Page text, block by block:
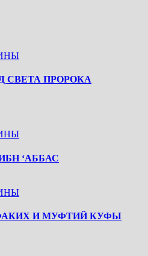
СВЕТА ПРОРОКА
‘АББАС
И МУФТИЙ КУФЫ